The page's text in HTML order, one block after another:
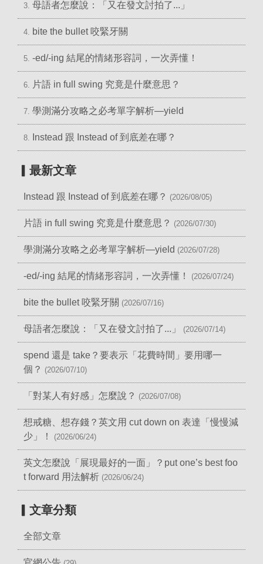
3. 母語者怎麼說：「又在發文討拍了...」
4. bite the bullet 咬緊牙關
5. -ed/-ing 結尾的情緒形容詞，一次弄懂！
6. 片語 in full swing 究竟是什麼意思？
7. 學測滿分攻略之必考單字解析—yield
8. Instead 跟 Instead of 到底差在哪？
▎最新文章
Instead 跟 Instead of 到底差在哪？ (2026/08/05)
片語 in full swing 究竟是什麼意思？ (2026/07/30)
學測滿分攻略之必考單字解析—yield (2026/07/28)
-ed/-ing 結尾的情緒形容詞，一次弄懂！ (2026/07/24)
bite the bullet 咬緊牙關 (2026/07/16)
母語者怎麼說：「又在發文討拍了...」 (2026/07/14)
spend 還是 take？要表示「花費時間」要用哪一
個？ (2026/07/10)
「對某人有好感」怎麼說？ (2026/07/08)
想戒糖、想存錢？英文用 cut down on 表達「慢慢減
少」！
(2026/06/24)
英文怎麼說「展現最好的一面」？put one’s best foo
t forward 用法解析 (2026/06/24)
▎文章分類
全部文章